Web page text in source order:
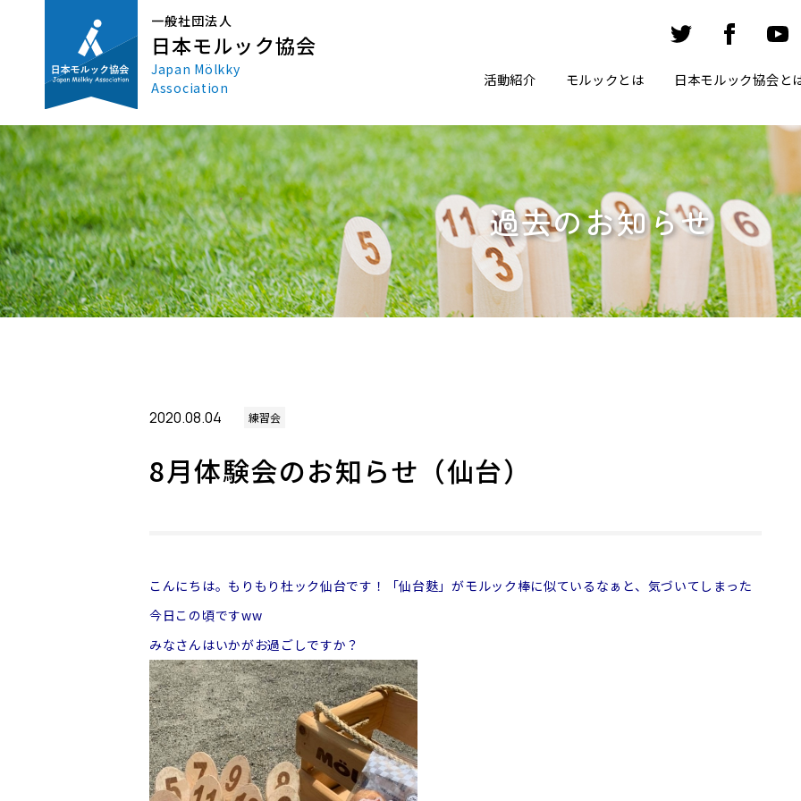
一般社団法人
日本モルック協会
Japan Mölkky
Association
活動紹介 モルックとは 日本モルック協会と
過去のお知らせ
2020.08.04 練習会
8月体験会のお知らせ（仙台）
こんにちは。もりもり杜ック仙台です！
「仙台麩」がモルック棒に似ているなぁと、気づいてしまった
今日この頃ですww
みなさんはいかがお過ごしですか？